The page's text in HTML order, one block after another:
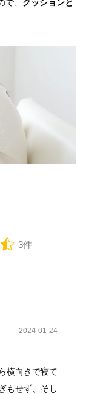
、 クッションと
3件
2024-01-24
横向きで寝て
もせず、そし